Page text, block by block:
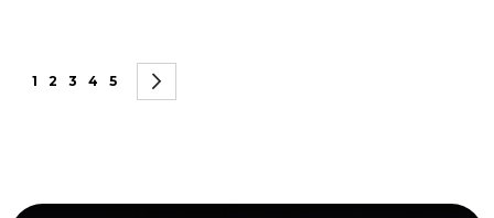
Página
Você esta lendo a pagina
1 Página
2 Página
3 Página
4 Página
5